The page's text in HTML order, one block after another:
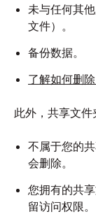
未与任何其
文件）。
备份数据。
了解如何删
此外，共享文
不属于您的
会删除。
您拥有的共
留访问权限。